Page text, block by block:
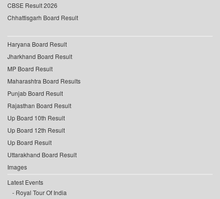
CBSE Result 2026
Chhattisgarh Board Result
Haryana Board Result
Jharkhand Board Result
MP Board Result
Maharashtra Board Results
Punjab Board Result
Rajasthan Board Result
Up Board 10th Result
Up Board 12th Result
Up Board Result
Uttarakhand Board Result
Images
Latest Events
Royal Tour Of India